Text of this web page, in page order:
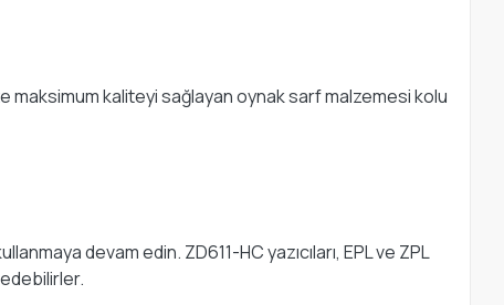
maksimum kaliteyi sağlayan oynak sarf malzemesi kolu
devam edin. ZD611-HC yazıcıları, EPL ve ZPL
edebilirler.